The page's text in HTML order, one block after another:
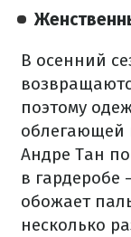
В осенний
поэтому
облегающей
Андре Тан
в гардеробе
обожает
несколько